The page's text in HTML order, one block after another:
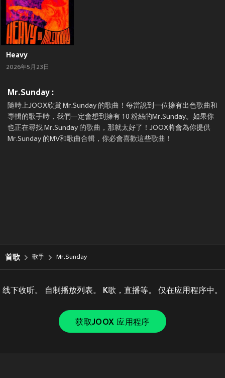
Heavy
2026年5月23日
Mr.Sunday :
隨時上JOOX欣賞 Mr.Sunday 的歌曲！每當說到一位擁有出色歌曲和
專輯的歌手時，我們一定會想到擁有 10 粉絲的Mr.Sunday。如果你
也正在尋找 Mr.Sunday 的歌曲，那就太好了！JOOX將會為你提供
Mr.Sunday 的MV和歌曲合輯，你必會喜歡這些歌曲！
首歌 歌手 Mr.Sunday
线下收听。 自制播放列表。 K歌，直播等。 仅在应用程序中。
获取JOOX 应用程序